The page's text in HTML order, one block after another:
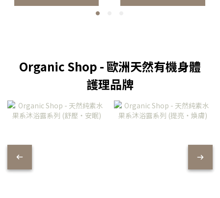
Organic Shop - 歐洲天然有機身體
護理品牌